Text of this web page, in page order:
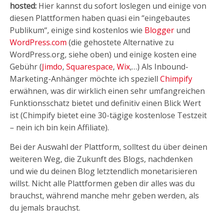
hosted: Hier kannst du sofort loslegen und einige von
diesen Plattformen haben quasi ein “eingebautes
Publikum“, einige sind kostenlos wie Blogger und
WordPress.com (die gehostete Alternative zu
WordPress.org, siehe oben) und einige kosten eine
Gebühr (Jimdo, Squarespace, Wix,…) Als Inbound-
Marketing-Anhänger möchte ich speziell Chimpify
erwähnen, was dir wirklich einen sehr umfangreichen
Funktionsschatz bietet und definitiv einen Blick Wert
ist (Chimpify bietet eine 30-tägige kostenlose Testzeit
– nein ich bin kein Affiliate).
Bei der Auswahl der Plattform, solltest du über deinen
weiteren Weg, die Zukunft des Blogs, nachdenken
und wie du deinen Blog letztendlich monetarisieren
willst. Nicht alle Plattformen geben dir alles was du
brauchst, während manche mehr geben werden, als
du jemals brauchst.